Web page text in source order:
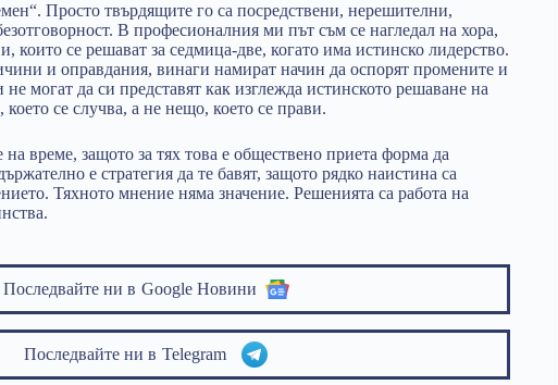
Просто твърдящите го са посредствени, нерешителни,
В професионалния ми път съм се нагледал на хора,
които се решават за седмица-две, когато има истинско лидерство.
и оправдания, винаги намират начин да оспорят промените и
могат да си представят как изглежда истинското решаване на
се случва, а не нещо, което се прави.
на време, защото за тях това е обществено приета форма да
е стратегия да те бавят, защото рядко наистина са
Тяхното мнение няма значение. Решенията са работа на
Последвайте ни в Google Новини
Последвайте ни в Telegram